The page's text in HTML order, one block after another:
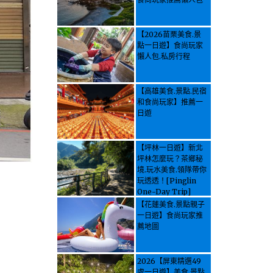
【2026苗栗美食.景
點一日遊】食尚玩家
懶人包.私房行程
【高雄美食.景點.民宿
和食尚玩家】推薦一
日遊
【坪林一日遊】新北
坪林怎麼玩？茶鄉秘
境.玩水美食.領隊帶你
玩透透！[Pinglin
One-Day Trip]
How to explore
Pinglin, New
Taipei? Tea Village
Let the guide take
you through it all!
【花蓮美食.景點親子
一日遊】食尚玩家推
薦地圖
2026【屏東精選49